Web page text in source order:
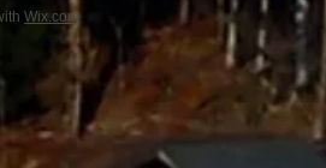
Wix.com